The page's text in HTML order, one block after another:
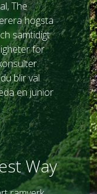
The
högsta
samtidigt
för
blir väl
en junior
Way